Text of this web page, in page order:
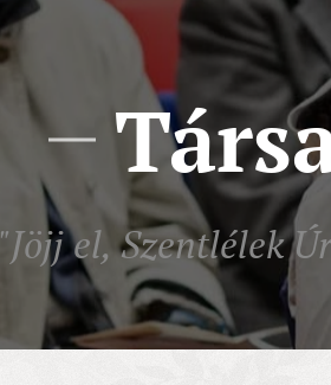
"Jöjj el, Szentlélek